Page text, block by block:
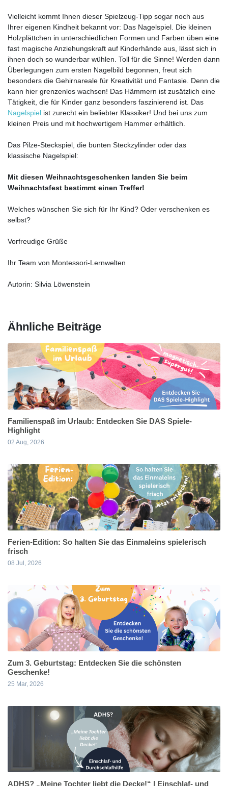
Vielleicht kommt Ihnen dieser Spielzeug-Tipp sogar noch aus
Ihrer eigenen Kindheit bekannt vor: Das Nagelspiel. Die kleinen
Holzplättchen in unterschiedlichen Formen und Farben üben eine
fast magische Anziehungskraft auf Kinderhände aus, lässt sich in
ihnen doch so wunderbar wühlen. Toll für die Sinne! Werden dann
Überlegungen zum ersten Nagelbild begonnen, freut sich
besonders die Gehirnareale für Kreativität und Fantasie. Denn die
kann hier grenzenlos wachsen! Das Hämmern ist zusätzlich eine
Tätigkeit, die für Kinder ganz besonders faszinierend ist. Das
Nagelspiel ist zurecht ein beliebter Klassiker! Und bei uns zum
kleinen Preis und mit hochwertigem Hammer erhältlich.
Das Pilze-Steckspiel, die bunten Steckzylinder oder das
klassische Nagelspiel:
Mit diesen Weihnachtsgeschenken landen Sie beim
Weihnachtsfest bestimmt einen Treffer!
Welches wünschen Sie sich für Ihr Kind? Oder verschenken es
selbst?
Vorfreudige Grüße
Ihr Team von Montessori-Lernwelten
Autorin: Silvia Löwenstein
Ähnliche Beiträge
Familienspaß im Urlaub: Entdecken Sie DAS Spiele-
Highlight
02 Aug, 2026
Ferien-Edition: So halten Sie das Einmaleins spielerisch
frisch
08 Jul, 2026
Zum 3. Geburtstag: Entdecken Sie die schönsten
Geschenke!
25 Mar, 2026
ADHS? „Meine Tochter liebt die Decke!“ | Einschlaf- und